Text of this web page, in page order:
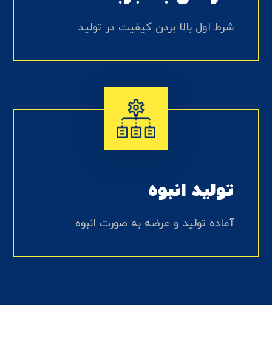
شرط اول بالا بردن کیفیت در تولید
تولید انبوه
آماده تولید و عرضه به صورت انبوه